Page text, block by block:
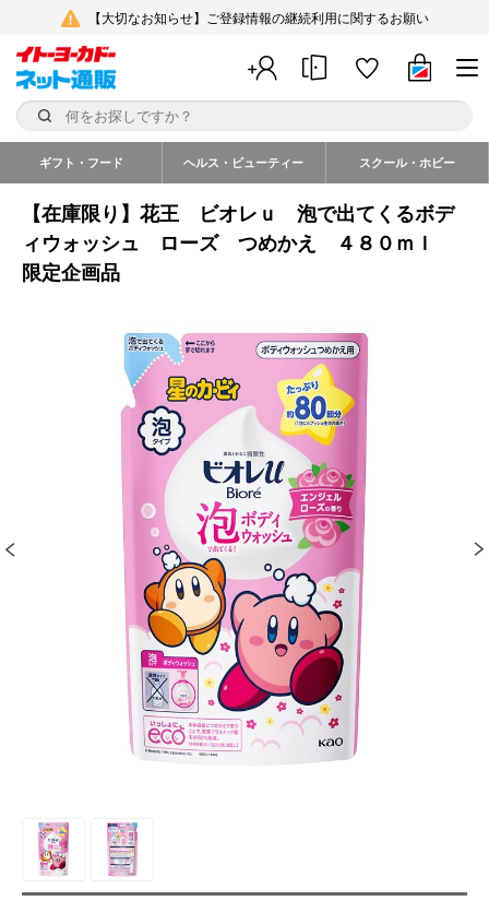
【大切なお知らせ】ご登録情報の継続利用に関するお願い
ギフト・フード ヘルス・ビューティー スクール・ホビー
【在庫限り】花王 ビオレｕ 泡で出てくるボデ
ィウォッシュ ローズ つめかえ ４８０ｍｌ
限定企画品